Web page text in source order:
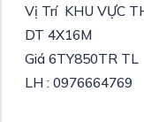
Vị Trí KHU VỰC
DT 4X16M
Giá 6TY850TR TL
LH : 0976664769